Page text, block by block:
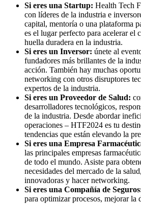
Si eres una Startup: Health Tech
con líderes de la industria e
capital, mentoría o una plataforma
es el lugar perfecto para acelerar el
huella duradera en la industria.
Si eres un Inversor: únete al
fundadores más brillantes de la
acción. También hay muchas
networking con otros disruptores
expertos de la industria.
Si eres un Proveedor de Salud:
desarrolladores tecnológicos,
de la industria. Desde abordar
operaciones – HTF2024 es tu
tendencias que están elevando la
Si eres una Empresa
las principales empresas
de todo el mundo. Asiste para
necesidades del mercado de la
innovadoras y hacer networking.
Si eres una Compañía de
para optimizar procesos, mejorar la